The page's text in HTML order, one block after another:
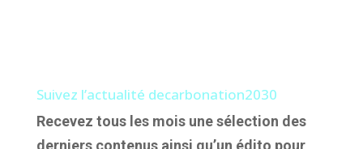
Suivez l’actualité decarbonation2030
Recevez tous les mois une sélection des
derniers contenus ainsi qu’un édito pour